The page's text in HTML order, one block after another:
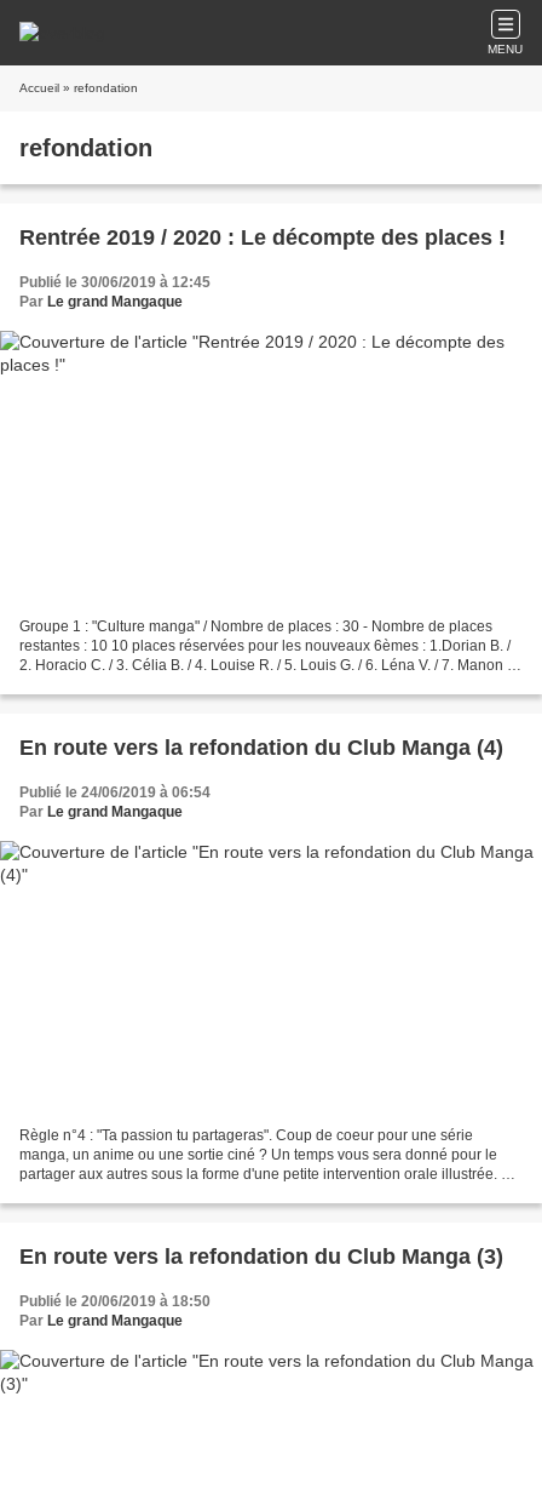
MENU
Accueil » refondation
refondation
Rentrée 2019 / 2020 : Le décompte des places !
Publié le 30/06/2019 à 12:45
Par Le grand Mangaque
Groupe 1 : "Culture manga" / Nombre de places : 30 - Nombre de places
restantes : 10 10 places réservées pour les nouveaux 6èmes : 1.Dorian B. /
2. Horacio C. / 3. Célia B. / 4. Louise R. / 5. Louis G. / 6. Léna V. / 7. Manon R.
En route vers la refondation du Club Manga (4)
Publié le 24/06/2019 à 06:54
Par Le grand Mangaque
Règle n°4 : "Ta passion tu partageras". Coup de coeur pour une série
manga, un anime ou une sortie ciné ? Un temps vous sera donné pour le
partager aux autres sous la forme d'une petite intervention orale illustrée. Le
En route vers la refondation du Club Manga (3)
Publié le 20/06/2019 à 18:50
Par Le grand Mangaque